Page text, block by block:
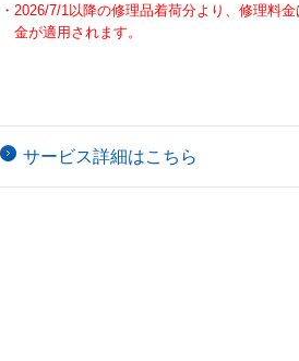
・2026/7/1以降の修理品着荷分より、修理料
金が適用されます。
サービス詳細はこちら